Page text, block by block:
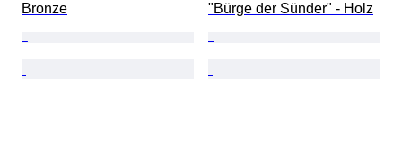
Bronze
"Bürge der Sünder" - Holz